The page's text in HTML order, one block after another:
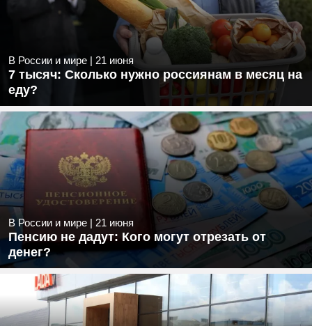
В России и мире | 21 июня
7 тысяч: Сколько нужно россиянам в месяц на
еду?
В России и мире | 21 июня
Пенсию не дадут: Кого могут отрезать от
денег?